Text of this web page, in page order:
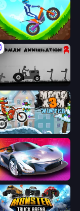
Climb on Moto Bike
Annihilation 2
X3M 4 Winter
Cyber City